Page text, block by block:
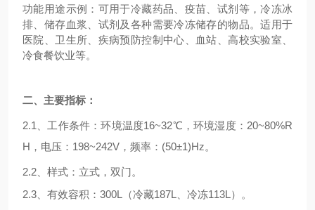
功能用途示例：可用于冷藏药品、疫苗、试剂等，冷冻冰
排、储存血浆、试剂及各种需要冷冻储存的物品。适用于
医院、卫生所、疾病预防控制中心、血站、高校实验室、
冷食餐饮业等。
二、主要指标：
2.1、工作条件：环境温度16~32℃， 环境湿度： 20~80%R
H，电压：198~242V，频率：(50±1)Hz。
2.2 、样式：立式，双门。
2.3、有效容积：300L（冷藏187L、冷冻113L）。